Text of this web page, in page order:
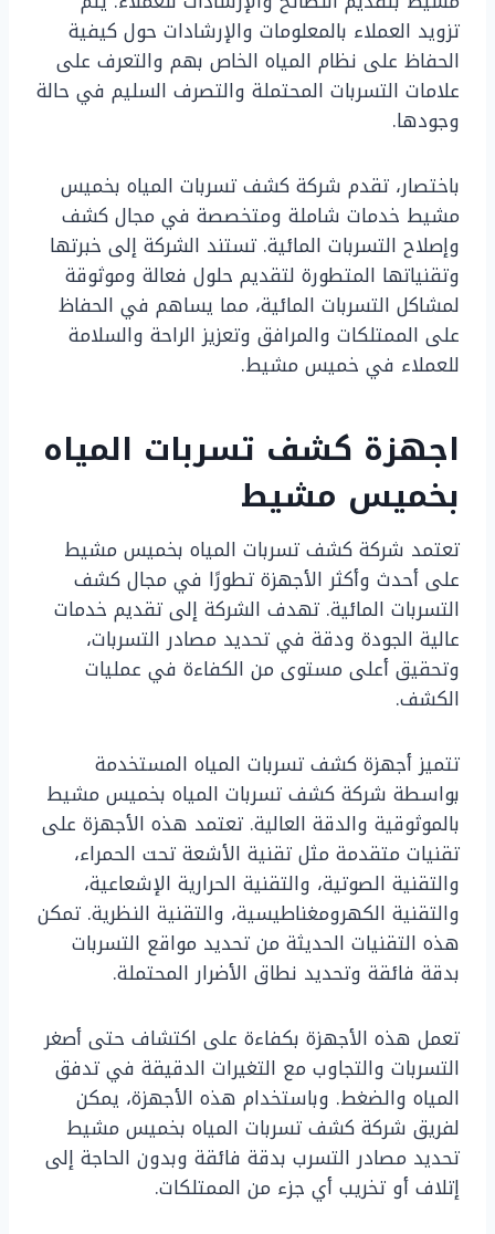
تزويد العملاء بالمعلومات والإرشادات حول كيفية
الحفاظ على نظام المياه الخاص بهم والتعرف على
علامات التسربات المحتملة والتصرف السليم في حالة
وجودها.
باختصار، تقدم شركة كشف تسربات المياه بخميس
مشيط خدمات شاملة ومتخصصة في مجال كشف
وإصلاح التسربات المائية. تستند الشركة إلى خبرتها
وتقنياتها المتطورة لتقديم حلول فعالة وموثوقة
لمشاكل التسربات المائية، مما يساهم في الحفاظ
على الممتلكات والمرافق وتعزيز الراحة والسلامة
للعملاء في خميس مشيط.
اجهزة كشف تسربات المياه
بخميس مشيط
تعتمد شركة كشف تسربات المياه بخميس مشيط
على أحدث وأكثر الأجهزة تطورًا في مجال كشف
التسربات المائية. تهدف الشركة إلى تقديم خدمات
عالية الجودة ودقة في تحديد مصادر التسربات،
وتحقيق أعلى مستوى من الكفاءة في عمليات
الكشف.
تتميز أجهزة كشف تسربات المياه المستخدمة
بواسطة شركة كشف تسربات المياه بخميس مشيط
بالموثوقية والدقة العالية. تعتمد هذه الأجهزة على
تقنيات متقدمة مثل تقنية الأشعة تحت الحمراء،
والتقنية الصوتية، والتقنية الحرارية الإشعاعية،
والتقنية الكهرومغناطيسية، والتقنية النظرية. تمكن
هذه التقنيات الحديثة من تحديد مواقع التسربات
بدقة فائقة وتحديد نطاق الأضرار المحتملة.
تعمل هذه الأجهزة بكفاءة على اكتشاف حتى أصغر
التسربات والتجاوب مع التغيرات الدقيقة في تدفق
المياه والضغط. وباستخدام هذه الأجهزة، يمكن
لفريق شركة كشف تسربات المياه بخميس مشيط
تحديد مصادر التسرب بدقة فائقة وبدون الحاجة إلى
إتلاف أو تخريب أي جزء من الممتلكات.